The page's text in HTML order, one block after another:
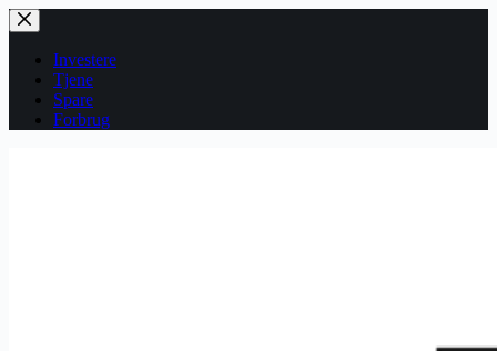
Fortsæt
til
indholdInvestere
Tjene
Spare
Forbrug